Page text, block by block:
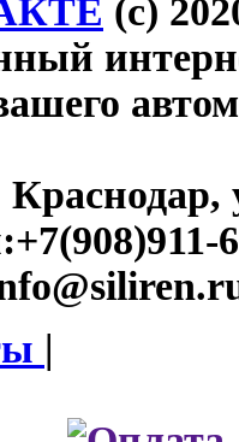
(c)
Краснодар,
+7(908)911-
|